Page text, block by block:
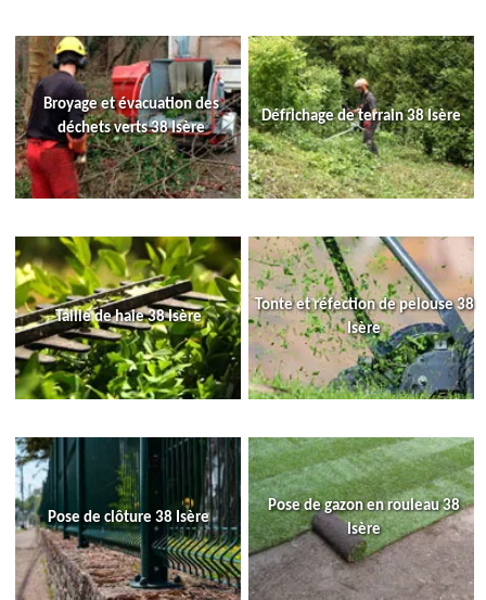
Broyage et évacuation des
déchets verts 38 Isère
Défrichage de terrain 38 Isère
Taille de haie 38 Isère
Tonte et réfection de pelouse 38
Isère
Pose de clôture 38 Isère
Pose de gazon en rouleau 38
Isère